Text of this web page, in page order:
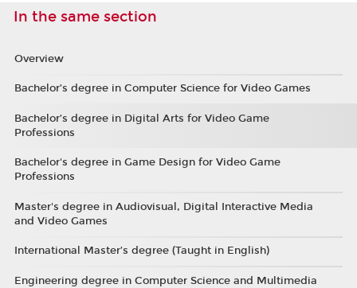
In the same section
Overview
Bachelor’s degree in Computer Science for Video Games
Bachelor’s degree in Digital Arts for Video Game
Professions
Bachelor's degree in Game Design for Video Game
Professions
Master's degree in Audiovisual, Digital Interactive Media
and Video Games
International Master’s degree (Taught in English)
Engineering degree in Computer Science and Multimedia